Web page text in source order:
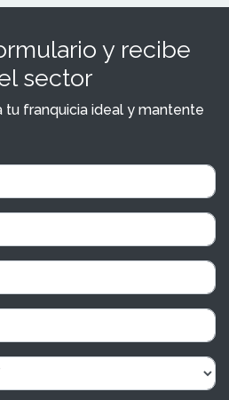
y recibe
sector
tu franquicia ideal y mantente